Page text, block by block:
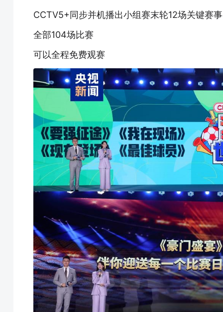
CCTV5+同步并机播出小组赛末轮12场关键赛事
全部104场比赛
可以全程免费观赛